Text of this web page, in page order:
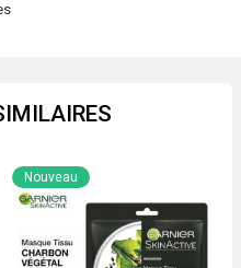
Nouveau